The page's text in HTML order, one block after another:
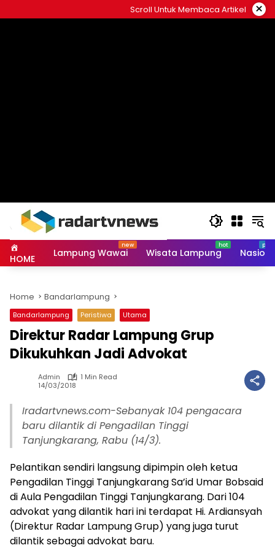
to
Scroll Untuk Membaca Artikel ×
HOME Lampung Wawai Wisata Lampung
Home Bandarlampung
Bandarlampung Peristiwa Utama
Direktur Radar Lampung Grup
Dikukuhkan Jadi Advokat
Admin
1 Min Read
14/03/2018
Iradartvnews.com-Sebanyak 104 pengacara
baru dilantik di Pengadilan Tinggi
Tanjungkarang, Rabu (14/3).
Pelantikan sendiri langsung dipimpin oleh ketua
Pengadilan Tinggi Tanjungkarang Sa’id Umar Bobsaid
di Aula Pengadilan Tinggi Tanjungkarang. Dari 104
advokat yang dilantik hari ini terdapat Hi. Ardiansyah
(Direktur Radar Lampung Grup) yang juga turut
dilantik sebagai advokat baru.